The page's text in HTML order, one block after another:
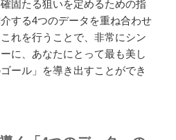
固たる狙いを定めるための指
する4つのデータを重ね合わせ
れを行うことで、非常にシン
に、あなたにとって最も美し
ール」を導き出すことができ